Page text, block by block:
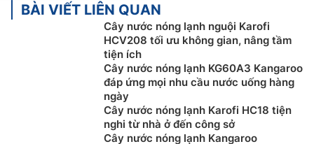
BÀI VIẾT LIÊN QUAN
Cây nước nóng lạnh nguội Karofi
HCV208 tối ưu không gian, nâng tầm
tiện ích
Cây nước nóng lạnh KG60A3 Kangaroo
đáp ứng mọi nhu cầu nước uống hàng
ngày
Cây nước nóng lạnh Karofi HC18 tiện
nghi từ nhà ở đến công sở
Cây nước nóng lạnh Kangaroo